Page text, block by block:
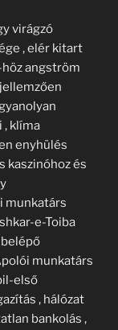
virágzó
, elér kitart
angström
, klíma
enyhülés
kaszinóhoz és
munkatárs
e-Toiba
munkatárs
első
, hálózat
bankolás ,